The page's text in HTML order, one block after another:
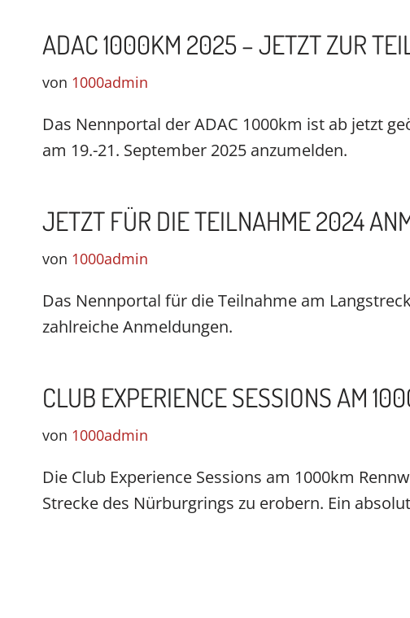
ADAC 1000KM 2025 – JETZT ZUR
von 1000admin
Das Nennportal der ADAC 1000km ist ab jetzt
am 19.-21. September 2025 anzumelden.
JETZT FÜR DIE TEILNAHME 2024
von 1000admin
Das Nennportal für die Teilnahme am
zahlreiche Anmeldungen.
CLUB EXPERIENCE SESSIONS AM
von 1000admin
Die Club Experience Sessions am 1000km
Strecke des Nürburgrings zu erobern. Ein